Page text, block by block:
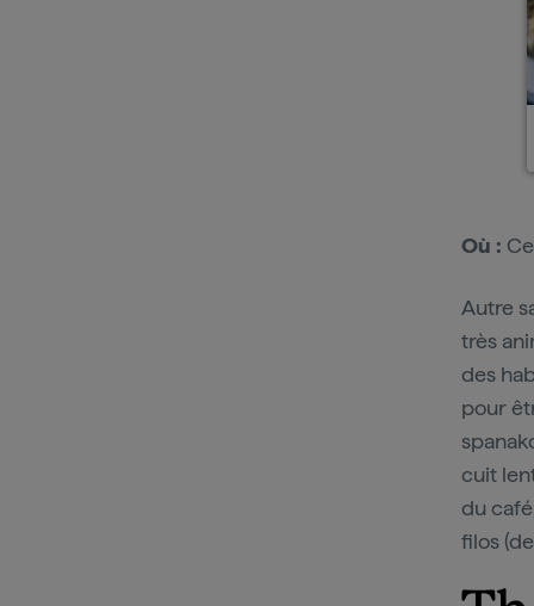
Où :
Autre
très
des
pour
cuit
du
filos